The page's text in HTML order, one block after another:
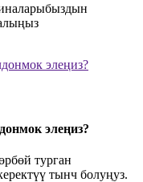
элеңиз?
турган
тынч болуңуз.